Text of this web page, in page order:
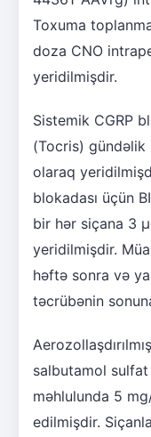
Toxuma
doza CNO
yeridilmişdir.
Sistemik CGRP
(Tocris)
olaraq
blokadası üçün
bir hər siçana 3
yeridilmişdir.
həftə sonra və
təcrübənin
salbutamol
məhlulunda 5
edilmişdir.